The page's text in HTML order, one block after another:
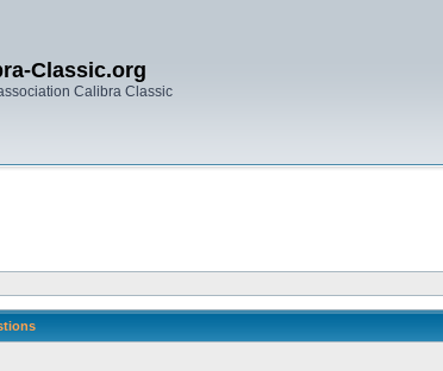
Classic.org
Calibra Classic